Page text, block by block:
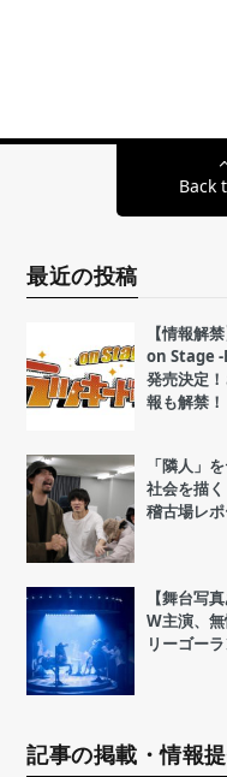
Back
最近の投稿
【情報解
on Stage
発売決定
報も解禁！
「隣人」
社会を描
稽古場レポ
【舞台写
W主演、
リーゴー
記事の掲載・情報